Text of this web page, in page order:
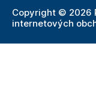
Copyright © 2026
internetových